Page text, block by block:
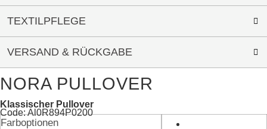
TEXTILPFLEGE
VERSAND & RÜCKGABE
NORA PULLOVER
Klassischer Pullover
Code: Al0R894P0200
Farboptionen